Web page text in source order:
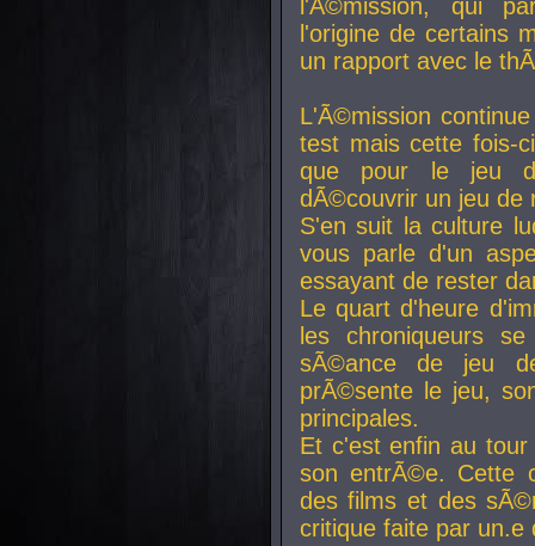
l'Ã©mission, qui
l'origine de certains
un rapport avec le
L'Ã©mission
test mais cette fois-
que pour le jeu
dÃ©couvrir un jeu de
S'en suit la culture
vous parle d'un
essayant de rester
Le quart d'heure
les chroniqueurs
sÃ©ance de jeu
prÃ©sente le jeu,
principales.
Et c'est enfin au
son entrÃ©e. Cette
des films et des
critique faite par